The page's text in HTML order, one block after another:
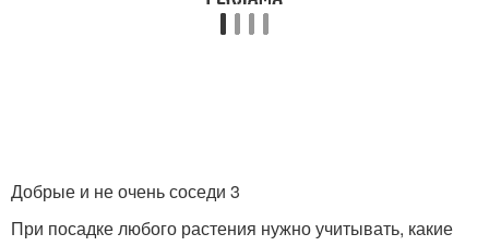
Добрые и не очень соседи 3
При посадке любого растения нужно учитывать, какие